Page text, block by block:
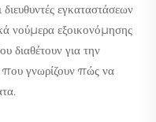
εγκαταστάσεων
νούμερα εξοικονόμησης
διαθέτουν για την
που γνωρίζουν πώς να